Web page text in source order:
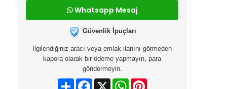
Whatsapp Mesaj
Güvenlik İpuçları
İlgilendiğiniz aracı veya emlak ilanını görmeden
kapora olarak bir ödeme yapmayın, para
göndermeyin.
PaylaşFacebook
X WhatsAppPinterest